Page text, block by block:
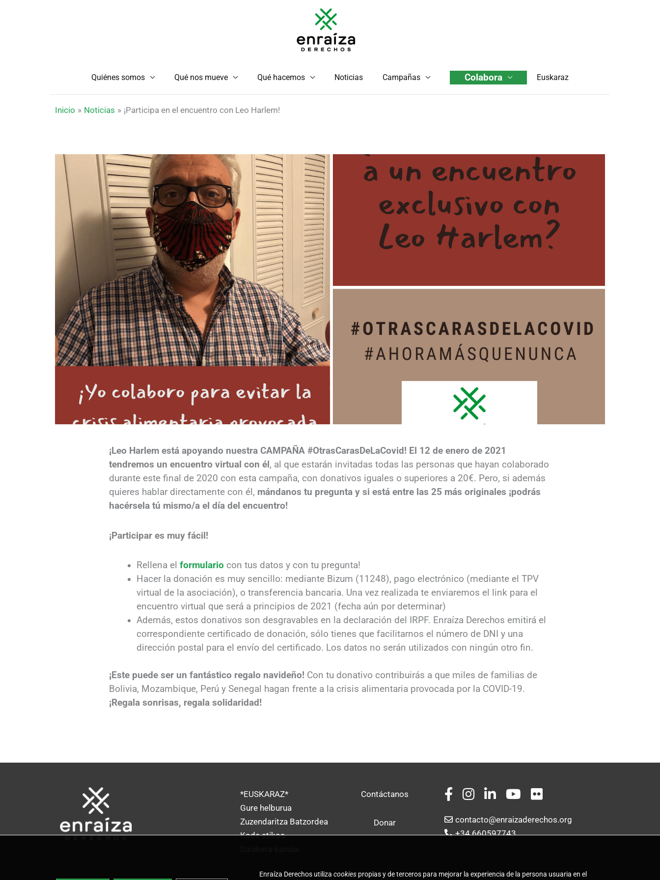
Quiénes somos Qué nos mueve Qué hacemos Noticias Campañas Colabora Euskaraz
Inicio Noticias ¡Participa en el encuentro con Leo Harlem!
¡Leo Harlem está apoyando nuestra CAMPAÑA #OtrasCarasDeLaCovid! El 12 de enero de 2021
tendremos un encuentro virtual con él , al que estarán invitadas todas las personas que hayan colaborado
durante este final de 2020 con esta campaña, con donativos iguales o superiores a 20€. Pero, si además
quieres hablar directamente con él, mándanos tu pregunta y si está entre las 25 más originales ¡podrás
hacérsela tú mismo/a el día del encuentro!
¡Participar es muy fácil!
Rellena elformulario con tus datos y con tu pregunta!
Hacer la donación es muy sencillo: mediante Bizum (11248), pago electrónico (mediante el TPV
virtual de la asociación), o transferencia bancaria. Una vez realizada te enviaremos el link para el
encuentro virtual que será a principios de 2021 (fecha aún por determinar)
Además, estos donativos son desgravables en la declaración del IRPF. Enraíza Derechos emitirá el
correspondiente certificado de donación, sólo tienes que facilitarnos el número de DNI y una
dirección postal para el envío del certificado. Los datos no serán utilizados con ningún otro fin.
¡Este puede ser un fantástico regalo navideño! Con tu donativo contribuirás a que miles de familias de
Bolivia, Mozambique, Perú y Senegal hagan frente a la crisis alimentaria provocada por la COVID-19.
¡Regala sonrisas, regala solidaridad!
*EUSKARAZ*
Gure helburua
Zuzendaritza Batzordea
Kode etikoa
Contáctanos
Donar
contacto@enraizaderechos.org
+34 660597743
Enraíza Derechos utilizacookies propias y de terceros para mejorar la experiencia de la persona usuaria en el